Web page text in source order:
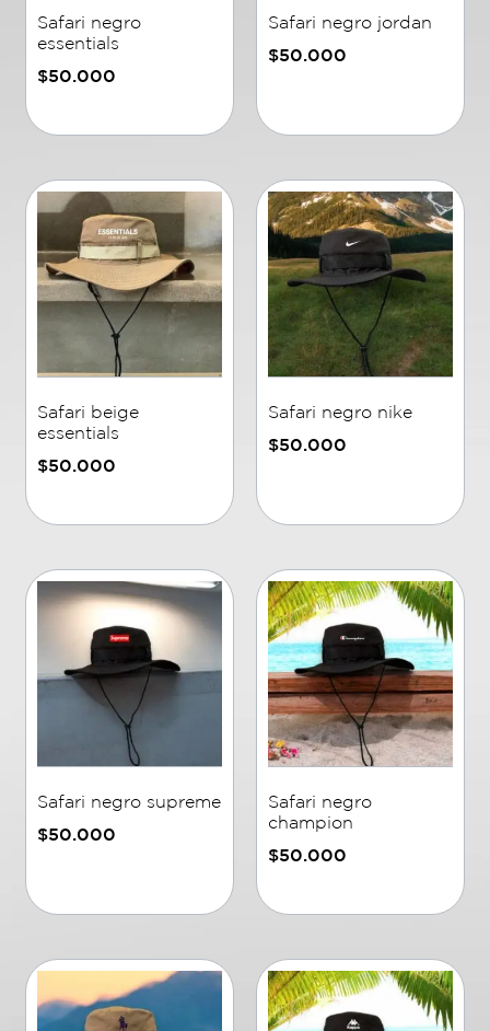
Safari negro
essentials
$50.000
Safari negro jordan
$50.000
Safari beige
essentials
$50.000
Safari negro nike
$50.000
Safari negro supreme
$50.000
Safari negro
champion
$50.000